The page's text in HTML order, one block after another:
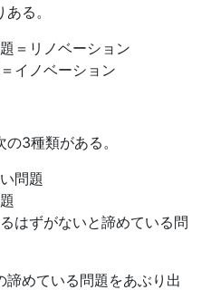
る。
＝リノベーション
イノベーション
3種類がある。
問題
はずがないと諦めている問
諦めている問題をあぶり出